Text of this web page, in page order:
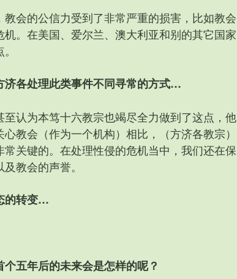
会的公信力受到了非常严重的损害，比如教会
。在美国、爱尔兰、澳大利亚和别的其它国家
济各处理此类事件不同寻常的方式…
认为本笃十六教宗也竭尽全力做到了这点，他
教会（作为一个机构）相比，（方济各教宗）
关键的。在处理性侵的危机当中，我们还在保
教会的声誉。
的转变…
五年后的未来会是怎样的呢？